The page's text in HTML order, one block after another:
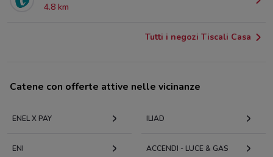
4.8 km
Tutti i negozi Tiscali Casa
Catene con offerte attive nelle vicinanze
ENEL X PAY ILIAD
ENI ACCENDI - LUCE & GAS